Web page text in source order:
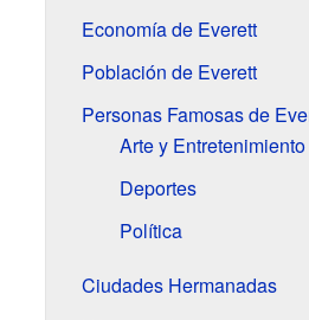
Economía de Everett
Población de Everett
Personas Famosas de
Arte y Entretenimiento
Deportes
Política
Ciudades Hermanadas